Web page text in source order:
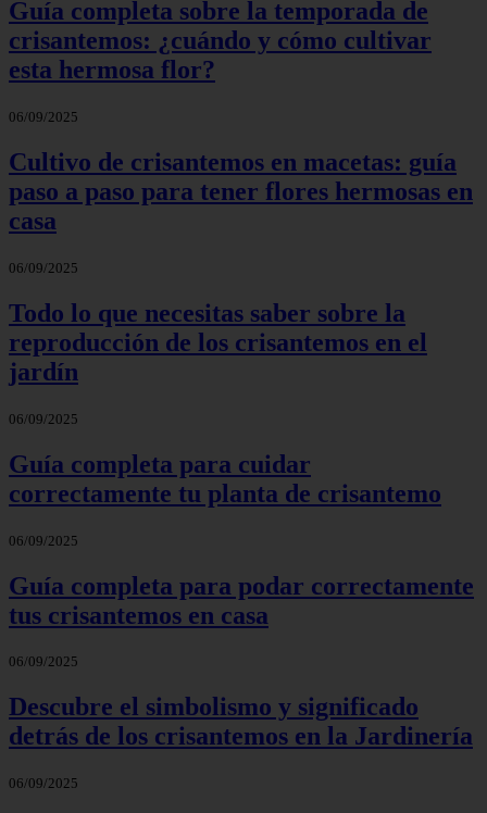
Guía completa sobre la temporada de
crisantemos: ¿cuándo y cómo cultivar
esta hermosa flor?
06/09/2025
Cultivo de crisantemos en macetas: guía
paso a paso para tener flores hermosas en
casa
06/09/2025
Todo lo que necesitas saber sobre la
reproducción de los crisantemos en el
jardín
06/09/2025
Guía completa para cuidar
correctamente tu planta de crisantemo
06/09/2025
Guía completa para podar correctamente
tus crisantemos en casa
06/09/2025
Descubre el simbolismo y significado
detrás de los crisantemos en la Jardinería
06/09/2025